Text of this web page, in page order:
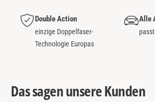
Double Action
einzige Doppelfaser-
Technologie Europas
Alle
Das sagen unsere Kunden